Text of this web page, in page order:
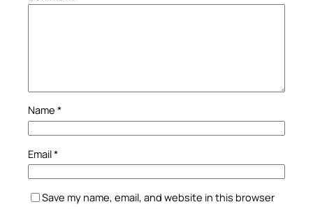
Name *
Email*
Save my name, email, and website in this browser